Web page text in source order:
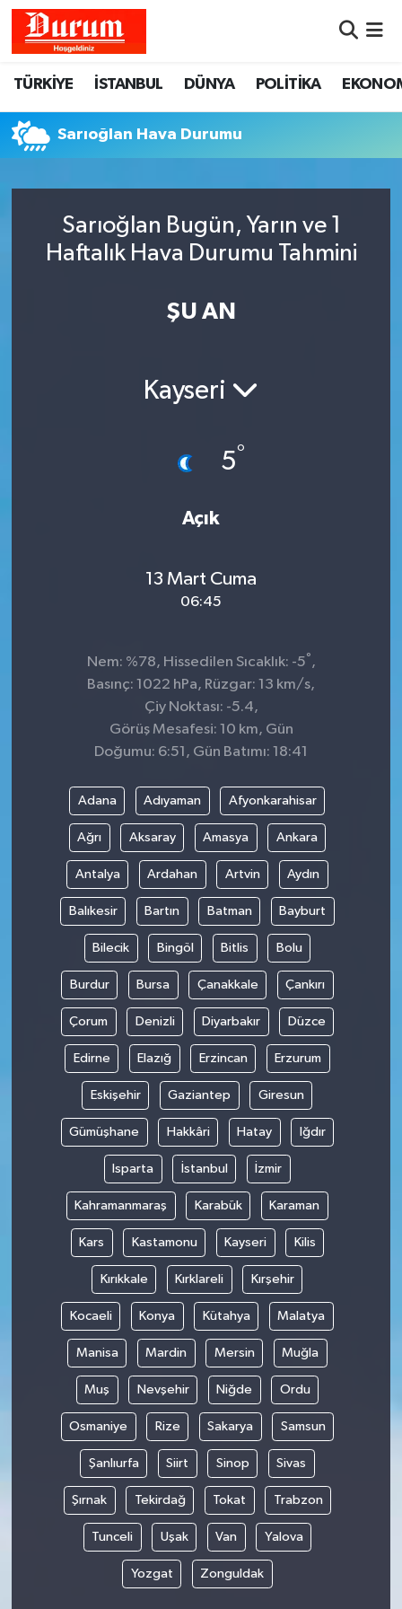
TÜRKİYE İSTANBUL DÜNYA POLİTİKA
Sarıoğlan Hava Durumu
Sarıoğlan Bugün, Yarın ve 1
Haftalık Hava Durumu Tahmini
ŞU AN
Kayseri
5°
Açık
13 Mart Cuma
06:45
Nem: %78, Hissedilen Sıcaklık: -5° ,
Basınç: 1022 hPa, Rüzgar: 13 km/s,
Çiy Noktası: -5.4,
Görüş Mesafesi: 10 km, Gün
Doğumu: 6:51, Gün Batımı: 18:41
Adana Adıyaman Afyonkarahisar
Ağrı Aksaray Amasya Ankara
Antalya Ardahan Artvin Aydın
Balıkesir Bartın Batman Bayburt
Bilecik Bingöl Bitlis Bolu
Burdur Bursa Çanakkale Çankırı
Çorum Denizli Diyarbakır Düzce
Edirne Elazığ Erzincan Erzurum
Eskişehir Gaziantep Giresun
Gümüşhane Hakkâri Hatay Iğdır
Isparta İstanbul İzmir
Kahramanmaraş Karabük Karaman
Kars Kastamonu Kayseri Kilis
Kırıkkale Kırklareli Kırşehir
Kocaeli Konya Kütahya Malatya
Manisa Mardin Mersin Muğla
Muş Nevşehir Niğde Ordu
Osmaniye Rize Sakarya Samsun
Şanlıurfa Siirt Sinop Sivas
Şırnak Tekirdağ Tokat Trabzon
Tunceli Uşak Van Yalova
Yozgat Zonguldak
Hava Durumu
Namaz Vakitleri
Süper Lig Puan Durumu ve Fikstür